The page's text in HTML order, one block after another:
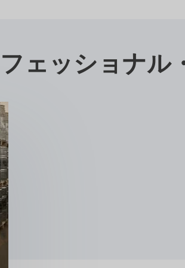
ェッショナル